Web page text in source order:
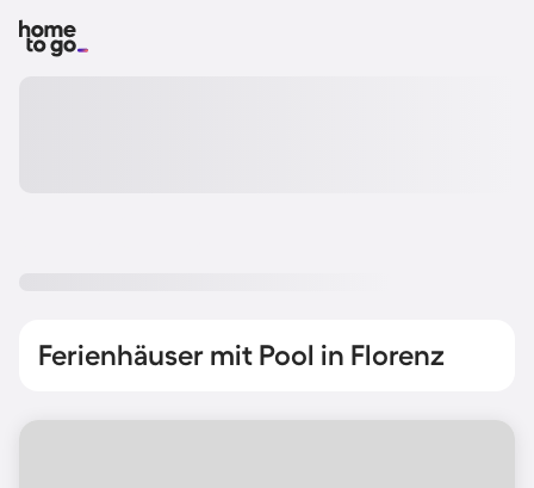
Ferienhäuser mit Pool in Florenz